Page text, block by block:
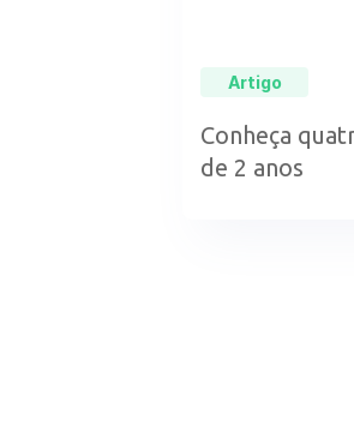
Artigo
Conheça
de 2 anos